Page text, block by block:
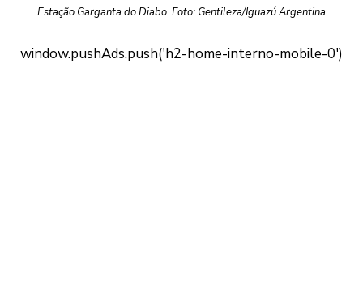
Estação Garganta do Diabo. Foto: Gentileza/Iguazú Argentina